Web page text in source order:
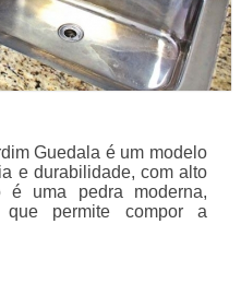
Guedala é um modelo
e durabilidade, com alto
uma pedra moderna,
permite compor a